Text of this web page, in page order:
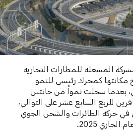
المشغلة للمطارات التجارية
مكانتها كمحرك رئيسي للنمو
بعدما سجلت نمواً من خانتين
للربع السابع عشر على التوالي،
في حركة الطائرات والشحن الجوي
2025.